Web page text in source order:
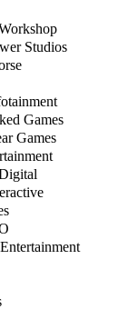
Studios
Games
Games